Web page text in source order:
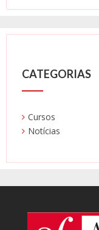
CATEGORIAS
Cursos
Notícias